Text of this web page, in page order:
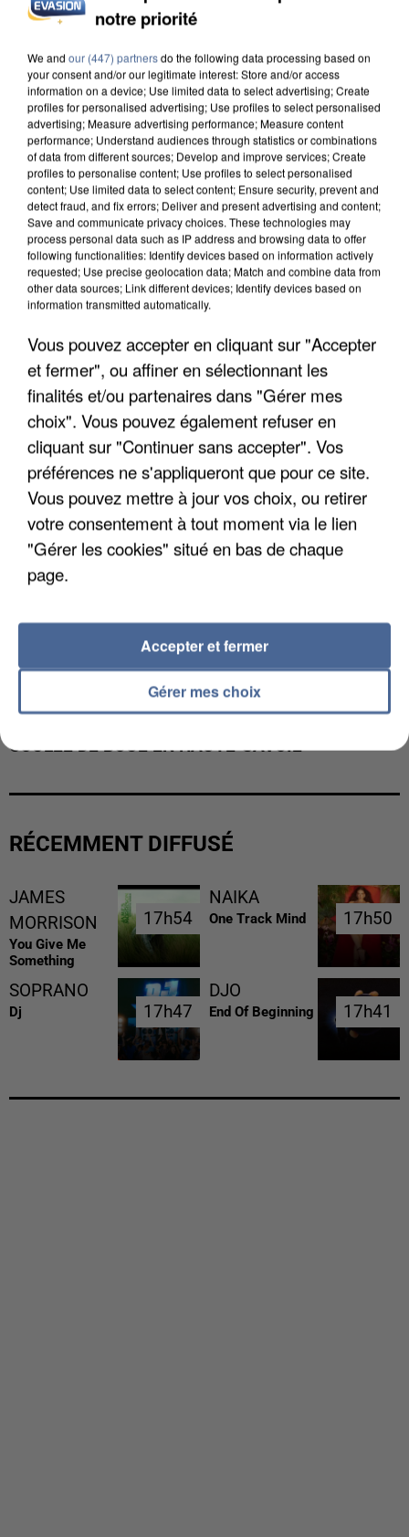
L’UN DES FONDATEURS SUPPOSÉS DE LA DZ
UN SECOND CADRE DE LA DZ MAFIA
INTERPELLÉ EN ALGÉRIE
COULÉE DE BOUE EN HAUTE-SAVOIE
RÉCEMMENT DIFFUSÉ
JAMES
MORRISON
You Give Me
Something
17h54
17h54
NAIKA
One Track Mind 17h50
17h50
SOPRANO
Dj 17h47
17h47
DJO
End Of Beginning 17h41
17h41
notre priorité
We and our (447) partnersdo the following data processing based on
your consent and/or our legitimate interest: Store and/or access
information on a device; Use limited data to select advertising; Create
profiles for personalised advertising; Use profiles to select personalised
advertising; Measure advertising performance; Measure content
performance; Understand audiences through statistics or combinations
of data from different sources; Develop and improve services; Create
profiles to personalise content; Use profiles to select personalised
content; Use limited data to select content; Ensure security, prevent and
detect fraud, and fix errors; Deliver and present advertising and content;
Save and communicate privacy choices. These technologies may
process personal data such as IP address and browsing data to offer
following functionalities: Identify devices based on information actively
requested; Use precise geolocation data; Match and combine data from
other data sources; Link different devices; Identify devices based on
information transmitted automatically.
Vous pouvez accepter en cliquant sur "Accepter
et fermer", ou affiner en sélectionnant les
finalités et/ou partenaires dans "Gérer mes
choix". Vous pouvez également refuser en
cliquant sur "Continuer sans accepter". Vos
préférences ne s'appliqueront que pour ce site.
Vous pouvez mettre à jour vos choix, ou retirer
votre consentement à tout moment via le lien
"Gérer les cookies" situé en bas de chaque
page.
Gérer mes choix
Accepter et fermer